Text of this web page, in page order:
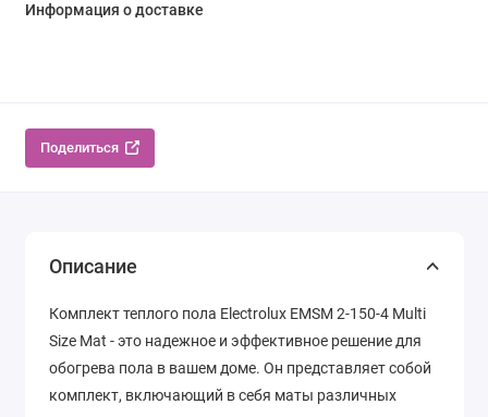
Информация о доставке
Поделиться
Описание
Комплект теплого пола Electrolux EMSM 2-150-4 Multi
Size Mat - это надежное и эффективное решение для
обогрева пола в вашем доме. Он представляет собой
комплект, включающий в себя маты различных